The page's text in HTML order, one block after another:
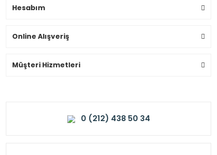
Hesabım
Online Alışveriş
Müşteri Hizmetleri
0 (212) 438 50 34